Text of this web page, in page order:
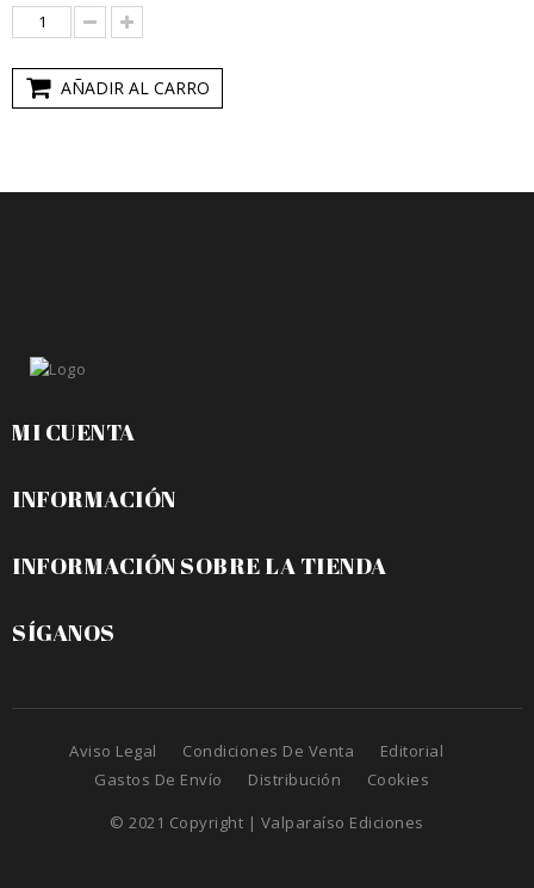
AÑADIR AL CARRO
MI CUENTA
INFORMACIÓN
INFORMACIÓN SOBRE LA TIENDA
SÍGANOS
Aviso Legal Condiciones De Venta
Editorial
Gastos De Envío
Distribución
Cookies
© 2021 Copyright | Valparaíso Ediciones